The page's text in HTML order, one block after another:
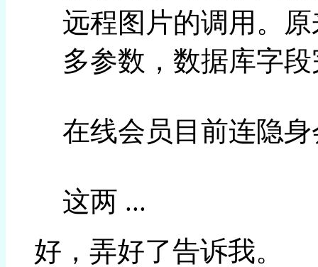
远程图片的调用。
多参数，数据库字
在线会员目前连隐
这两 ...
好，弄好了告诉我。